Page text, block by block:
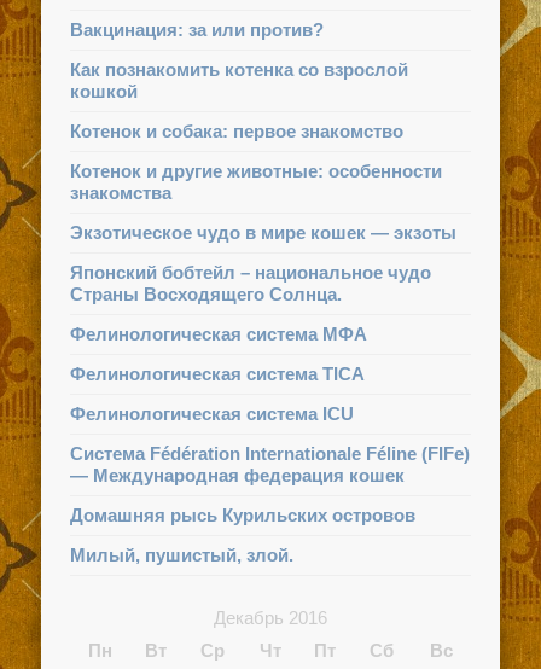
Вакцинация: за или против?
Как познакомить котенка со взрослой
кошкой
Котенок и собака: первое знакомство
Котенок и другие животные: особенности
знакомства
Экзотическое чудо в мире кошек — экзоты
Японский бобтейл – национальное чудо
Страны Восходящего Солнца.
Фелинологическая система МФА
Фелинологическая система TICA
Фелинологическая система ICU
Система Fédération Internationale Féline (FIFe)
— Международная федерация кошек
Домашняя рысь Курильских островов
Милый, пушистый, злой.
Декабрь 2016
Пн
Вт Ср Чт Пт Сб Вс